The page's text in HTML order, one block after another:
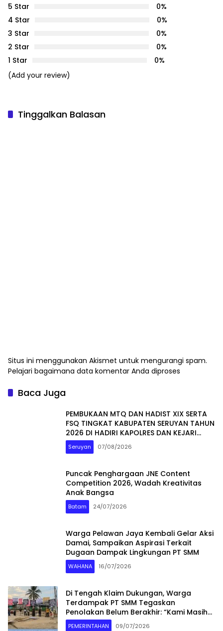
5 Star
0%
4 Star
0%
3 Star
0%
2 Star
0%
1 Star
0%
(Add your review)
Tinggalkan Balasan
Situs ini menggunakan Akismet untuk mengurangi spam.
Pelajari bagaimana data komentar Anda diproses
Baca Juga
PEMBUKAAN MTQ DAN HADIST XIX SERTA
FSQ TINGKAT KABUPATEN SERUYAN TAHUN
2026 DI HADIRI KAPOLRES DAN KEJARI
SERUYAN
Seruyan 07/08/2026
Puncak Penghargaan JNE Content
Competition 2026, Wadah Kreativitas
Anak Bangsa
Batam 24/07/2026
Warga Pelawan Jaya Kembali Gelar Aksi
Damai, Sampaikan Aspirasi Terkait
Dugaan Dampak Lingkungan PT SMM
WAHANA 16/07/2026
Di Tengah Klaim Dukungan, Warga
Terdampak PT SMM Tegaskan
Penolakan Belum Berakhir: “Kami Masih
Merasakan Dampaknya”
PEMERINTAHAN 09/07/2026